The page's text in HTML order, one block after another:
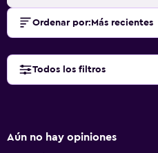
Ordenar por: Más recientes
Todos los filtros
Aún no hay opiniones